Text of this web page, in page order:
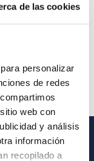
de las cookies
personalizar
de redes
web con
y análisis
información
recopilado a